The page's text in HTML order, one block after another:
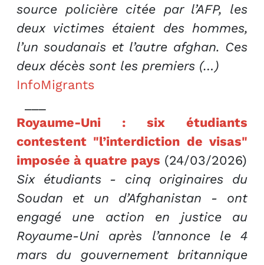
source policière citée par l’AFP, les
deux victimes étaient des hommes,
l’un soudanais et l’autre afghan. Ces
deux décès sont les premiers (…)
InfoMigrants
Royaume-Uni : six étudiants
contestent "l’interdiction de visas"
imposée à quatre pays (24/03/2026)
Six étudiants - cinq originaires du
Soudan et un d’Afghanistan - ont
engagé une action en justice au
Royaume-Uni après l’annonce le 4
mars du gouvernement britannique